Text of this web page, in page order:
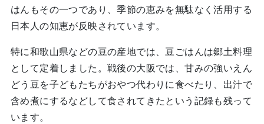
はんもその一つであり、季節の恵みを無駄なく活用する
日本人の知恵が反映されています。
特に和歌山県などの豆の産地では、豆ごはんは郷土料理
として定着しました。戦後の大阪では、甘みの強いえん
どう豆を子どもたちがおやつ代わりに食べたり、出汁で
含め煮にするなどして食されてきたという記録も残って
います。